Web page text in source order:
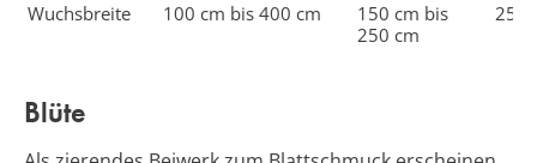
Wuchsbreite 100 cm bis 400 cm
150 cm bis
250 cm
250
Blüte